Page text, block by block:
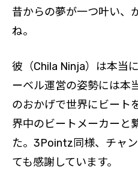
昔からの夢が一つ叶い、
ね。
彼（Chila Ninja）は本当
ーベル運営の姿勢には本
のおかげで世界にビート
界中のビートメーカーと
た。3Pointz同様、チャ
ても感謝しています。